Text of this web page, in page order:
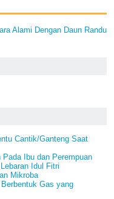
Alami Dengan Daun Randu
Cantik/Ganteng Saat
Ibu dan Perempuan
Idul Fitri
Mikroba
Gas yang